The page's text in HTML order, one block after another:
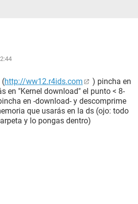
(http://ww12.r4ids.com
) pincha en
en "Kernel download" el punto < 8-
en -download- y descomprime
que usarás en la ds (ojo: todo
y lo pongas dentro)